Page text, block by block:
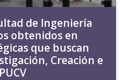
de Ingeniería
obtenidos en
que buscan
Creación e